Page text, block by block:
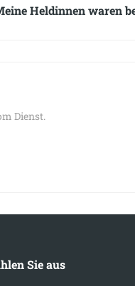
Heldinnen waren
Dienst.
Sie aus